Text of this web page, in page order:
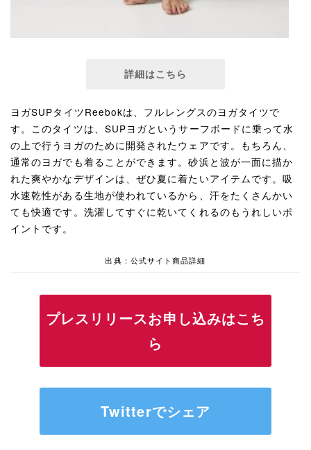
詳細はこちら
ヨガSUPタイツReebokは、フルレングスのヨガタイツで
す。このタイツは、SUPヨガというサーフボードに乗って水
の上で行うヨガのために開発されたウェアです。もちろん、
通常のヨガでも着ることができます。砂浜と波が一面に描か
れた爽やかなデザインは、ぜひ夏に着たいアイテムです。吸
水速乾性がある生地が使われているから、汗をたくさんかい
ても快適です。洗濯してすぐに乾いてくれるのもうれしいポ
イントです。
出典：公式サイト商品詳細
プレスリリースお申し込みはこち
ら
Twitterでシェア